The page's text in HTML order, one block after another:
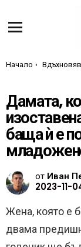
Ти си тук:
Начало
Дамата,
баща ѝ е
от Иван
2023-11-
Жена, която е
двама